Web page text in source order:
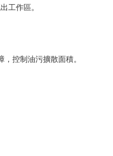
作區。
控制油污擴散面積。